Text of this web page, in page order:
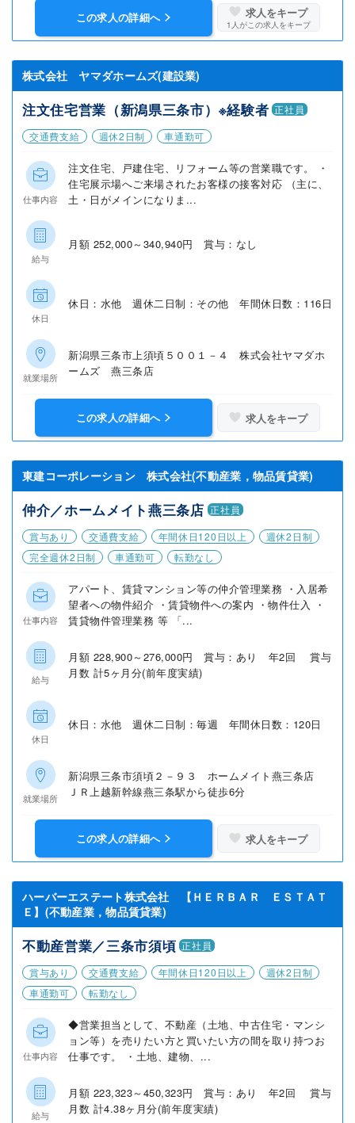
この求人の詳細へ 求人をキープ
1 人がこの求人をキープ
株式会社 ヤマダホームズ(建設業)
注文住宅営業（新潟県三条市）※経験者 正社員
交通費支給
週休2日制 車通勤可
仕事内容
注文住宅、戸建住宅、リフォーム等の営業職です。 ・
住宅展示場へご来場されたお客様の接客対応 （主に、
土・日がメインになりま...
給与
月額 252,000～340,940円 賞与：なし
休日
休日：水他 週休二日制：その他 年間休日数：116日
就業場所
新潟県三条市上須頃５００１－４ 株式会社ヤマダホ
ームズ 燕三条店
この求人の詳細へ 求人をキープ
東建コーポレーション 株式会社(不動産業，物品賃貸業)
仲介／ホームメイト燕三条店 正社員
賞与あり
交通費支給 年間休日120日以上
週休2日制
完全週休2日制
車通勤可 転勤なし
仕事内容
アパート、賃貸マンション等の仲介管理業務 ・入居希
望者への物件紹介 ・賃貸物件への案内 ・物件仕入 ・
賃貸物件管理業務 等 「...
給与
月額 228,900～276,000円 賞与：あり 年2回 賞与
月数 計5ヶ月分(前年度実績)
休日
休日：水他 週休二日制：毎週 年間休日数：120日
就業場所
新潟県三条市須頃２－９３ ホームメイト燕三条店
ＪＲ上越新幹線燕三条駅から徒歩6分
この求人の詳細へ 求人をキープ
ハーバーエステート株式会社 【ＨＥＲＢＡＲ ＥＳＴＡＴ
Ｅ】(不動産業，物品賃貸業)
不動産営業／三条市須頃 正社員
賞与あり
交通費支給 年間休日120日以上
週休2日制
車通勤可
転勤なし
仕事内容
◆営業担当として、不動産（土地、中古住宅・マンシ
ョン等）を売りたい方と買いたい方の間を取り持つお
仕事です。 ・土地、建物、...
給与
月額 223,323～450,323円 賞与：あり 年2回 賞与
月数 計4.38ヶ月分(前年度実績)